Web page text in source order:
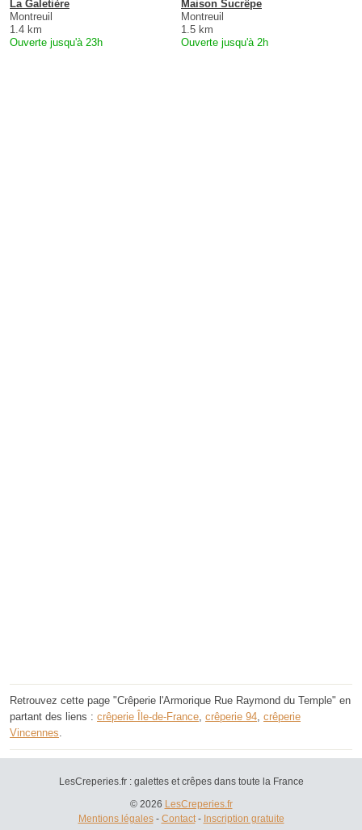
La Galetière
Montreuil
1.4 km
Ouverte jusqu'à 23h
Maison Sucrêpe
Montreuil
1.5 km
Ouverte jusqu'à 2h
Retrouvez cette page "Crêperie l'Armorique Rue Raymond du Temple" en
partant des liens : crêperie Île-de-France crêperie 94 crêperie
Vincennes
LesCreperies.fr : galettes et crêpes dans toute la France
© 2026 LesCreperies.fr
Mentions légales- Contact- Inscription gratuite